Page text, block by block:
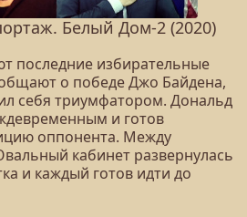
Белый Дом-2 (2020)
последние избирательные
о победе Джо Байдена,
себя триумфатором. Дональд
и готов
оппонента. Между
кабинет развернулась
и каждый готов идти до